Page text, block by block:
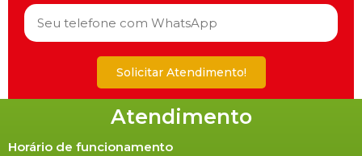
Solicitar Atendimento!
Atendimento
Horário de funcionamento